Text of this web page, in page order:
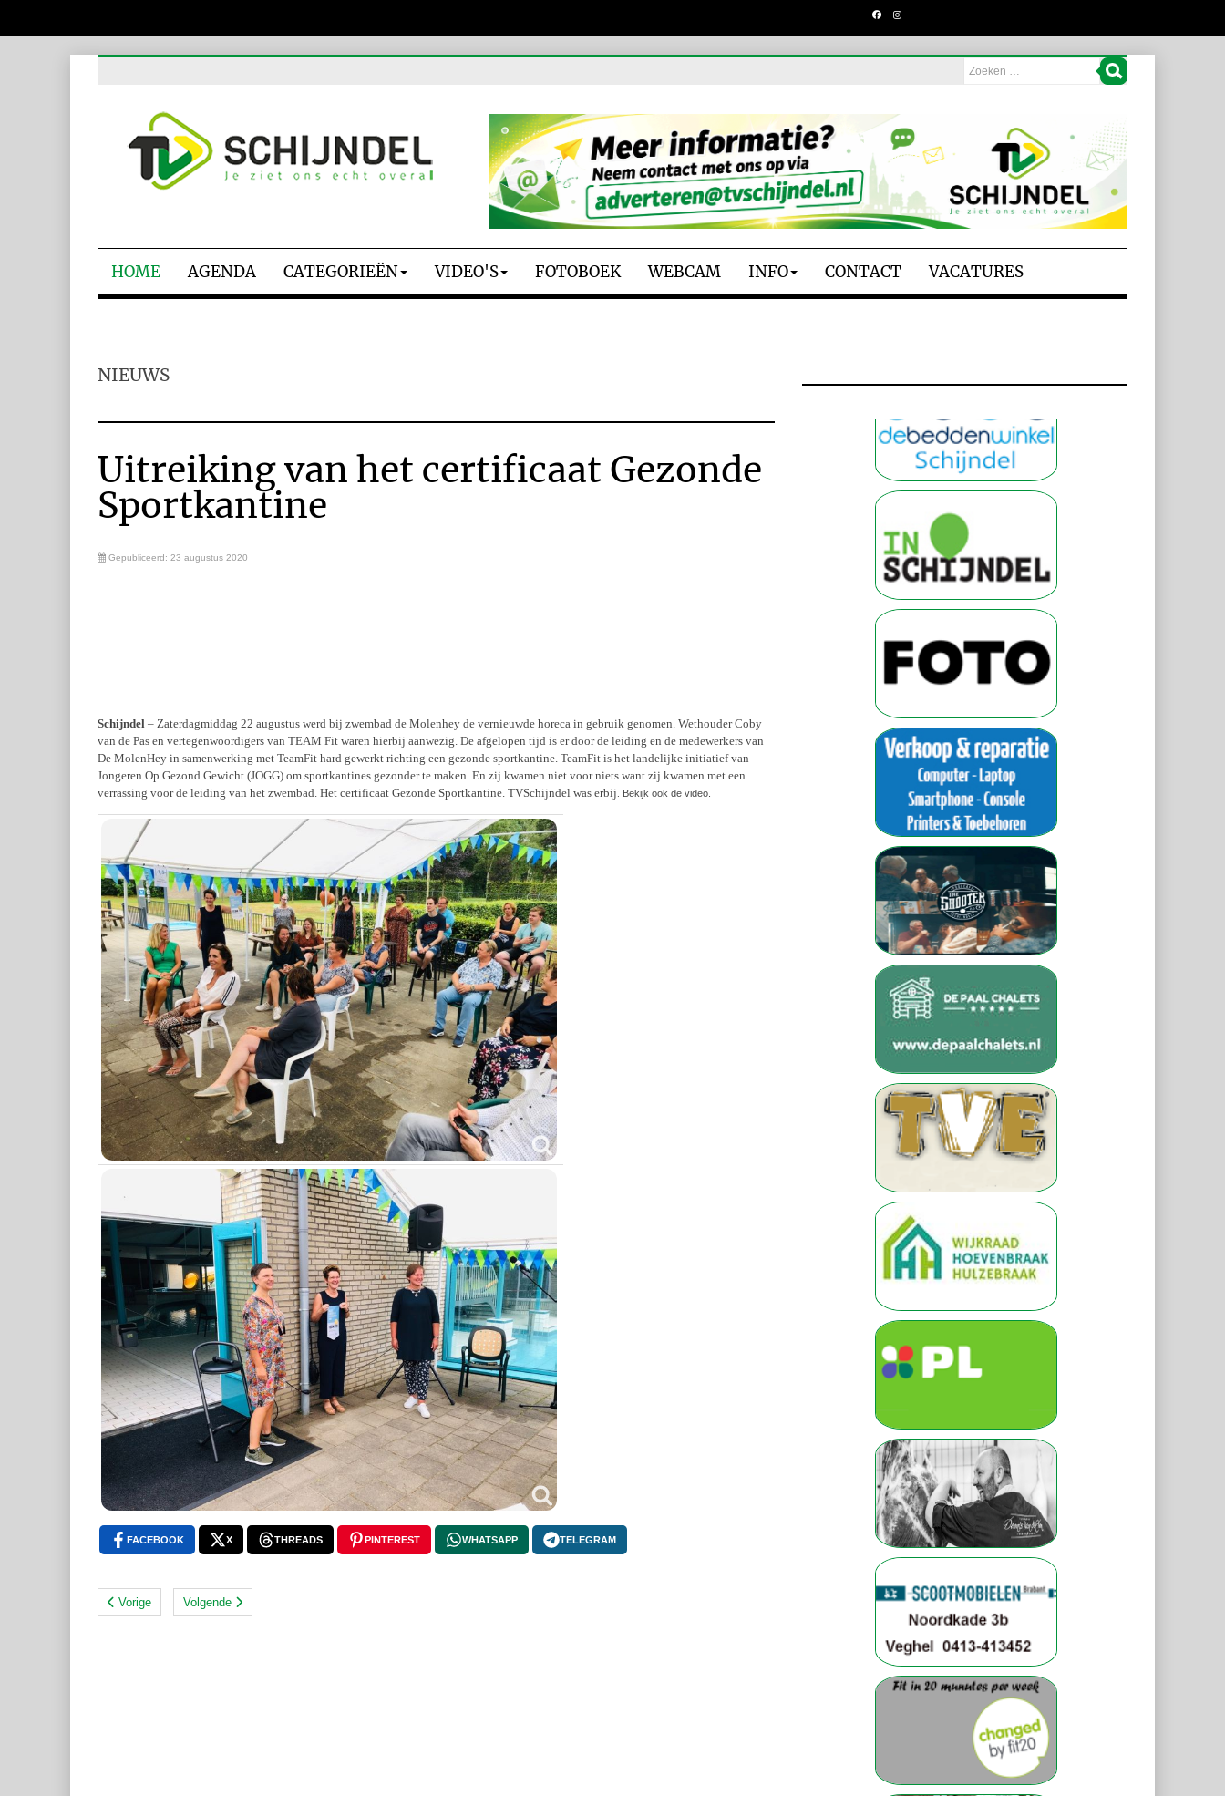
HOME AGENDA CATEGORIEËN VIDEO'S FOTOBOEK WEBCAM INFO CONTACT VACATURES
NIEUWS
Uitreiking van het certificaat Gezonde
Sportkantine
Gepubliceerd: 23 augustus 2020
Schijndel – Zaterdagmiddag 22 augustus werd bij zwembad de Molenhey de vernieuwde horeca in gebruik genomen. Wethouder Coby
van de Pas en vertegenwoordigers van TEAM Fit waren hierbij aanwezig. De afgelopen tijd is er door de leiding en de medewerkers van
De MolenHey in samenwerking met TeamFit hard gewerkt richting een gezonde sportkantine. TeamFit is het landelijke initiatief van
Jongeren Op Gezond Gewicht (JOGG) om sportkantines gezonder te maken. En zij kwamen niet voor niets want zij kwamen met een
verrassing voor de leiding van het zwembad. Het certificaat Gezonde Sportkantine. TVSchijndel was erbij. Bekijk ook de video.
FACEBOOK X THREADS PINTEREST WHATSAPP TELEGRAM
Vorige Volgende